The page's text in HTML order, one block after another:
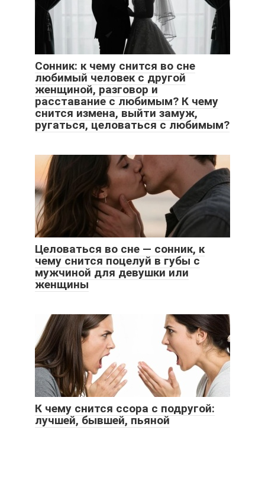
Сонник: к чему снится во сне
любимый человек с другой
женщиной, разговор и
расставание с любимым? К чему
снится измена, выйти замуж,
ругаться, целоваться с любимым?
Целоваться во сне — сонник, к
чему снится поцелуй в губы с
мужчиной для девушки или
женщины
К чему снится ссора с подругой:
лучшей, бывшей, пьяной